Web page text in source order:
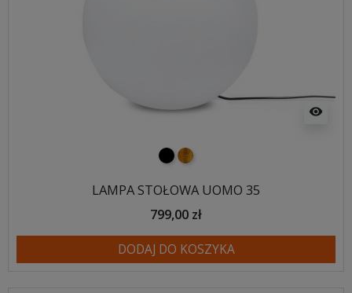
visibility
czarny
złoty
LAMPA STOŁOWA UOMO 35
799,00 zł
DODAJ DO KOSZYKA